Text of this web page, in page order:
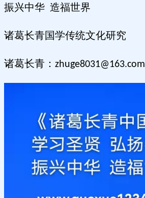
振兴中华 造福世界
诸葛长青国学传统文化研究
诸葛长青： zhuge8031@163.com